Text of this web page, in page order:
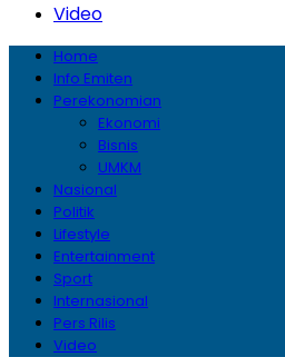
Video
Home
Info Emiten
Perekonomian
Ekonomi
Bisnis
UMKM
Nasional
Politik
Lifestyle
Entertainment
Sport
Internasional
Pers Rilis
Video